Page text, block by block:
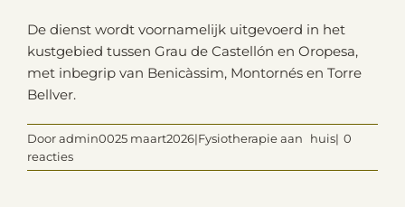
Contact
De dienst wordt voornamelijk uitgevoerd in het
kustgebied tussen Grau de Castellón en Oropesa,
met inbegrip van Benicàssim, Montornés en Torre
Bellver.
Dooradmin0025 maart2026|Fysiotherapie aan huis| 0
reacties